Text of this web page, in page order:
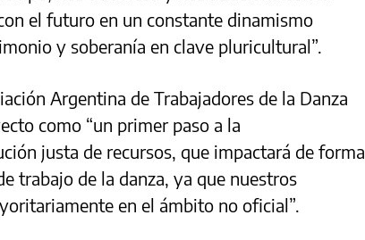
el futuro en un constante dinamismo
y soberanía en clave pluricultural”.
Argentina de Trabajadores de la Danza
como “un primer paso a la
justa de recursos, que impactará de forma
trabajo de la danza, ya que nuestros
en el ámbito no oficial”.